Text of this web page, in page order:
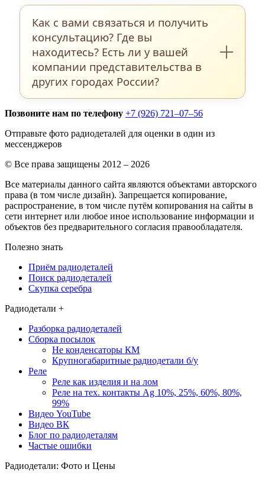
количеству нет. Однако следите, чтобы
сумма за доставку не была выше
стоимости самих деталей.
содержимое нас не интересует или
ненадлежащего качества. Также бывают
ситуации, когда в посылке среди прочего
находятся детали, которые не проходят
сайте . В этом случае данные детали
весу, 200-550 рублей/кг
Как с вами связаться и получить
консультацию? Где вы
находитесь? Есть ли у вашей
компании представительства в
других городах России?
В разделеКонтактына нашем сайте
указаны все доступные на сегодняшний
день способы связаться с нами: номера
телефонов, номер Ватсап, Вайбер,
электронная почта. Вы можете
заполнить форму обратной связи в этом
же разделе и задать свой вопрос,
прикрепив при этом фотографии
имеющихся у Вас изделий. Мы
постараемся обработать Ваш запрос в
кратчайшие сроки.
Мы находимся в городе Клин
Московской области и на данный
момент не имеем представительств в
других регионах. Пересылка
радиодеталей и компонентов из других
городов и населённых пунктов
осуществляется«Почтой России»или
транспортными компаниями, такими
как«СДЕК»,
Позвоните нам по телефону +7 (926) 721–07–56
Отправьте фото радиодеталей для оценки в один из
мессенджеров
© Все права защищены 2012 – 2026
Все материалы данного сайта являются объектами авторского
права (в том числе дизайн). Запрещается копирование,
распространение, в том числе путём копирования на сайты в
сети интернет или любое иное использование информации и
объектов без предварительного согласия правообладателя.
Полезно знать
Приём радиодеталей
Поиск радиодеталей
Скупка серебра
Радиодетали +
Разборка радиодеталей
Сборка посылок
Не конденсаторы КМ
Крупногабаритные радиодетали б/у
Реле
Реле как изделия и на лом
Реле на тех. контакты Ag 10%, 25%, 60%, 80%,
99%
Видео YouTube
Видео ВК
Блог по радиодеталям
Частые ошибки
Радиодетали: Фото и Цены